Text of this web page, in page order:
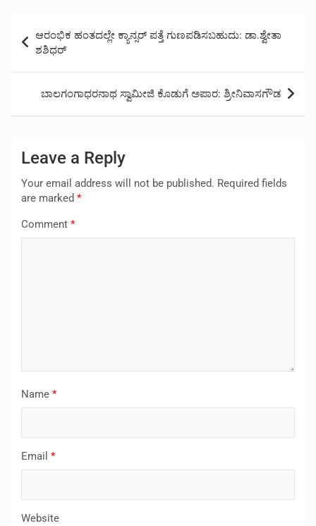
navigation
ಆರಂಭಿಕ ಹಂತದಲ್ಲೇ ಕ್ಯಾನ್ಸರ್ ಪತ್ತೆ ಗುಣಪಡಿಸಬಹುದು: ಡಾ.ಶ್ವೇತಾ
ಶಶಿಧರ್
ಬಾಲಗಂಗಾಧರನಾಥ ಸ್ವಾಮೀಜಿ ಕೊಡುಗೆ ಅಪಾರ: ಶ್ರೀನಿವಾಸಗೌಡ
Leave a Reply
Your email address will not be published. Required fields
are marked *
Comment *
Name *
Email *
Website